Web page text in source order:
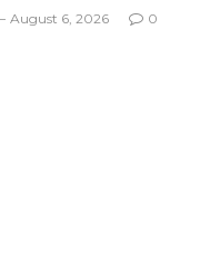
August 6, 2026 0